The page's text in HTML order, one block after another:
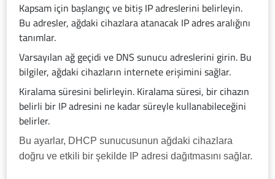
Kapsam için başlangıç ve bitiş IP adreslerini belirleyin.
Bu adresler, ağdaki cihazlara atanacak IP adres aralığını
tanımlar.
Varsayılan ağ geçidi ve DNS sunucu adreslerini girin. Bu
bilgiler, ağdaki cihazların internete erişimini sağlar.
Kiralama süresini belirleyin. Kiralama süresi, bir cihazın
belirli bir IP adresini ne kadar süreyle kullanabileceğini
belirler.
Bu ayarlar, DHCP sunucusunun ağdaki cihazlara
doğru ve etkili bir şekilde IP adresi dağıtmasını sağlar.